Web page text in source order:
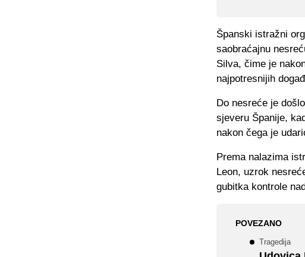
Španski istražni
saobraćajnu
Silva, čime je
najpotresnijih
Do nesreće je
sjeveru Španije,
nakon čega je
Prema nalazima
Leon, uzrok
gubitka kontrole
POVEZANO
Tragedija